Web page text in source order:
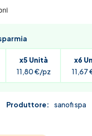
x5 Unità
11,80 €/pz
x6
11,67
Produttore:
sanofi spa